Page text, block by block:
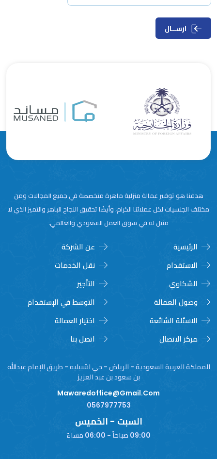
ارســال
هدفنا هو توفير عمالة منزلية ماهرة متخصصة في جميع المجالات ومن
مختلف الجنسيات لكل عملائنا الكرام، وأيضًا تحقيق النجاح الباهر والتميز الذي لا
مثيل له في سوق العمل السعودي والعالمي.
الرئيسية
عن الشركة
الاستقدام
نقل الخدمات
الشكاوي
التأجير
وصول العمالة
التوسط في الإستقدام
الاسئلة الشائعة
اختيار العمالة
مركز الاتصال
اتصل بنا
المملكة العربية السعودية - الرياض - حي اشبيليه - طريق الإمام عبدالله
بن سعود بن عبد العزيز
Mawaredoffice@gmail.com
0567977753
السبت - الخميس
09:00 صباحاً - 06:00 مساءً